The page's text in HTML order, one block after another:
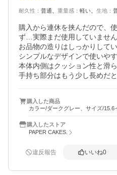
耐久性 ： 普通 重量感 ： 軽い 生地 ：
購入から連休を挟んだので、
ず…実際まだ使用していません
お品物の造りはしっかりして
シンプルなデザインで使いやす
本体内側はクッション性と滑
手持ち部分はもう少し長めだ
ることになりそうです。
ショップの対応は、とても丁
ありがとうございました。
購入した商品
カラー/ダークグレー、サイズ/15.6
購入したストア
PAPER CAKES.
違反報告 いいね0